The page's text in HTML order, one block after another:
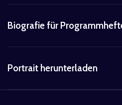
Biografie für
Portrait herunterladen